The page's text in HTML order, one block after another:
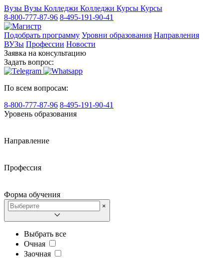
Вузы Вузы Колледжи Колледжи Курсы Курсы
8-800-777-87-96 8-495-191-90-41
Подобрать программу Уровни образования Направления
ВУЗы Профессии Новости
Заявка на консультацию
Задать вопрос:
По всем вопросам:
8-800-777-87-96 8-495-191-90-41
Уровень образования
Направление
Профессия
Форма обучения
×
Выбрать все
Очная
Заочная